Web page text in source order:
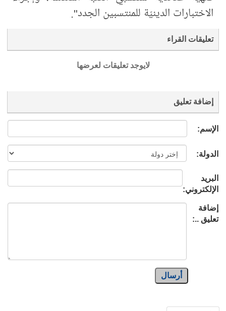
الاختبارات الدينيّة للمنتسبين الجدد".
تعليقات القراء
لايوجد تعليقات لعرضها
إضافة تعليق
الإسم:
الدولة:
البريد
الإلكتروني:
إضافة
تعليق ..:
أرسال